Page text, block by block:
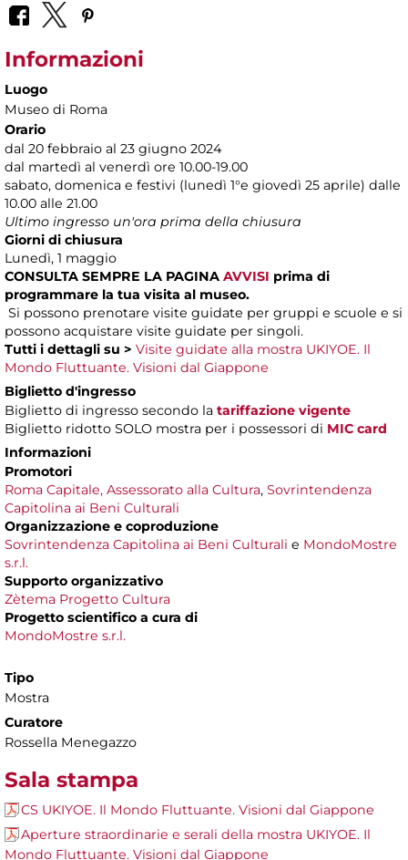
Informazioni
Luogo
Museo di Roma
Orario
dal 20 febbraio al 23 giugno 2024
dal martedì al venerdì ore 10.00-19.00
sabato, domenica e festivi (lunedì 1°e giovedì 25 aprile) dalle
10.00 alle 21.00
Ultimo ingresso un'ora prima della chiusura
Giorni di chiusura
Lunedì, 1 maggio
CONSULTA SEMPRE LA PAGINA AVVISI prima di
programmare la tua visita al museo.
Si possono prenotare visite guidate per gruppi e scuole e si
possono acquistare visite guidate per singoli.
Tutti i dettagli su > Visite guidate alla mostra UKIYOE. Il
Mondo Fluttuante. Visioni dal Giappone
Biglietto d'ingresso
Biglietto di ingresso secondo la tariffazione vigente
Biglietto ridotto SOLO mostra per i possessori di MIC card
Informazioni
Promotori
Roma Capitale, Assessorato alla Cultura, Sovrintendenza
Capitolina ai Beni Culturali
Organizzazione e coproduzione
Sovrintendenza Capitolina ai Beni Culturali e MondoMostre
s.r.l.
Supporto organizzativo
Zètema Progetto Cultura
Progetto scientifico a cura di
MondoMostre s.r.l.
Tipo
Mostra
Curatore
Rossella Menegazzo
Sala stampa
CS UKIYOE. Il Mondo Fluttuante. Visioni dal Giappone
Aperture straordinarie e serali della mostra UKIYOE. Il
Mondo Fluttuante. Visioni dal Giappone